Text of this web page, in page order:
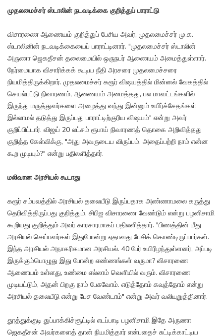
முதலமைச்சர் ஸ்டாலின் நடவடிக்கை குறித்துப் பாராட்டு
விசாரணை ஆணையம் குறித்துப் பேசிய அவர், முதலமைச்சர் மு.க.
ஸ்டாலினின் நடவடிக்கையைப் பாராட்டினார். "முதலமைச்சர் ஸ்டாலின்
அருணா ஜெகதீசன் தலைமையில் ஒருநபர் ஆணையம் அமைத்துள்ளார்.
நேர்மையாக விசாரிக்கக் கூடிய நீதி அரசரை முதலமைச்சரை
நியமித்திருக்கிறார். முதலமைச்சர் கரூர் விஷயத்தில் மின்னல் வேகத்தில்
செயல்பட்டு நிவாரணம், ஆணையம் அமைத்தது, பல மாவட்டங்களில்
இருந்து மருத்துவர்களை அழைத்து வந்து இன்னும் உயிர்ச்சேதங்கள்
இல்லாமல் தடுத்து இருப்பது பாராட்டிற்குரிய விஷயம்" என்று அவர்
குறிப்பிட்டார். விஜய் 20 லட்சம் ரூபாய் நிவாரணத் தொகை அறிவித்தது
குறித்த கேள்விக்கு, "அது அவருடைய விருப்பம். அதைப்பற்றி நாம் என்ன
கூற முடியும்?" என்று பதிலளித்தார்.
மலிவான அரசியல் கூடாது
கரூர் சம்பவத்தில் அரசியல் தலையீடு இருப்பதாக அண்ணாமலை கருத்து
தெரிவித்திருப்பது குறித்தும், சிபிஐ விசாரணை வேண்டும் என்று பழனிசாமி
கூறியது குறித்தும் அவர் காரசாரமாகப் பதிலளித்தார். "பிணத்தின் மீது
அரசியல் செய்பவர்கள் இதுபோன்று ஏதாவது பேசிக் கொண்டிருப்பார்கள்.
இந்த அரசியல் அநாகரிகமான அரசியல். 40 பேர் உயிரிழந்துள்ளனர், அப்படி
இருக்கும்பொழுது இது போன்ற எண்ணங்கள் வருமா? விசாரணை
ஆணையம் உள்ளது, உண்மை எல்லாம் வெளியில் வரும். விசாரணை
முடியட்டும், அதன் பிறகு நாம் பேசுவோம். எடுத்தோம் கவுத்தோம் என்று
அரசியல் தலையீடு என்று பேச வேண்டாம்" என்று அவர் வலியுறுத்தினார்.
தூத்துக்குடி துப்பாக்கிச்சூட்டில் எடப்பாடி பழனிசாமி இதே அருணா
ஜெகதீசன் அவர்களைத் தான் நியமித்தார் என்பதைச் சுட்டிக்காட்டிய